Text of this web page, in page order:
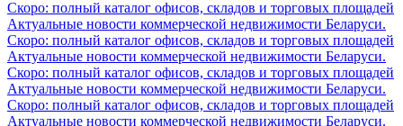
Скоро: полный каталог офисов, складов и торговых площадей
Актуальные новости коммерческой недвижимости Беларуси.
Скоро: полный каталог офисов, складов и торговых площадей
Актуальные новости коммерческой недвижимости Беларуси.
Скоро: полный каталог офисов, складов и торговых площадей
Актуальные новости коммерческой недвижимости Беларуси.
Скоро: полный каталог офисов, складов и торговых площадей
Актуальные новости коммерческой недвижимости Беларуси.